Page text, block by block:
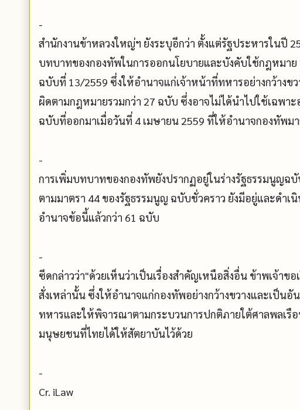
-
สำนักงานข้าหลวงใหญ่ฯ ยังระบุอีกว่า ตั้งแต่รัฐประหารในปี
บทบาทของกองทัพในการออกนโยบายและบังคับใช้กฎหมา
ฉบับที่ 13/2559 ซึ่งให้อำนาจแก่เจ้าหน้าที่ทหารอย่างกว้างข
ผิดตามกฎหมายรวมกว่า 27 ฉบับ ซึ่งอาจไม่ได้นำไปใช้เฉพา
ฉบับที่ออกมาเมื่อวันที่ 4 เมษายน 2559 ที่ให้อำนาจกองทัพ
-
การเพิ่มบทบาทของกองทัพยังปรากฏอยู่ในร่างรัฐธรรมนูญฉ
ตามมาตรา 44 ของรัฐธรรมนูญ ฉบับชั่วคราว ยังมีอยู่และดำ
อำนาจข้อนี้แล้วกว่า 61 ฉบับ
-
ซีดกล่าวว่า"ด้วยเห็นว่าเป็นเรื่องสำคัญเหนือสิ่งอื่น ข้าพเจ้าข
สั่งเหล่านั้น ซึ่งให้อำนาจแก่กองทัพอย่างกว้างขวางและเป็น
ทหารและให้พิจารณาตามกระบวนการปกติภายใต้ศาลพลเ
มนุษยชนที่ไทยได้ให้สัตยาบันไว้ด้วย
-
Cr. iLaw